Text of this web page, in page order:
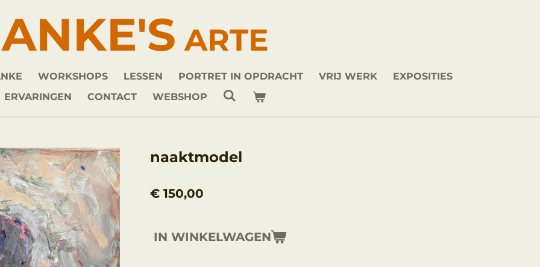
ANKE'S ARTE
WORKSHOPS LESSEN PORTRET IN OPDRACHT VRIJ WERK
EXPOSITIES
ERVARINGEN
CONTACT WEBSHOP
naaktmodel
€ 150,00
IN WINKELWAGEN